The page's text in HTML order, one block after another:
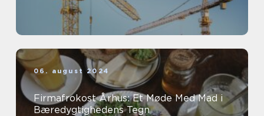
06. august 2024
Firmafrokost Århus: Et Møde Med Mad i
Bæredygtighedens Tegn